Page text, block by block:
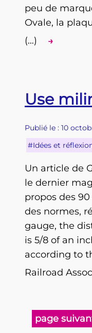
peu de
Ovale, la
(…)
→
Use
Publié le : 10
#Idées et
Un article de
le dernier
propos des
des normes,
gauge, the
is 5/8 of an
according to
Railroad
page